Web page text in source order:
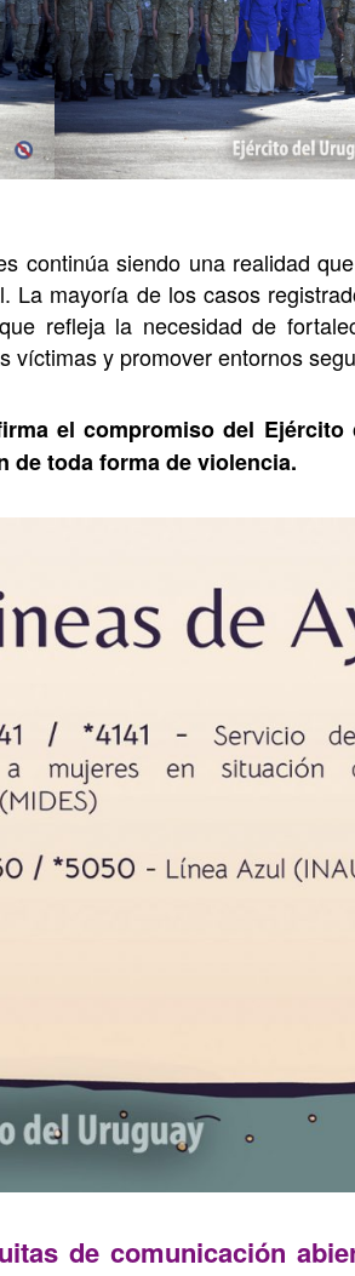
continúa siendo una realidad
La mayoría de los casos
refleja la necesidad de
víctimas y promover entornos
el compromiso del
de toda forma de violencia.
de comunicación